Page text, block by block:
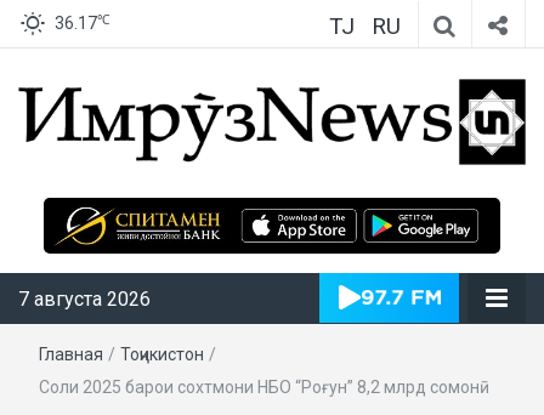
36.17℃ TJ RU
ИмрӯзNews
7 августа 2026
Главная / Тоҷикистон /
Соли 2025 барои сохтмони НБО “Роғун” 8,2 млрд сомонӣ